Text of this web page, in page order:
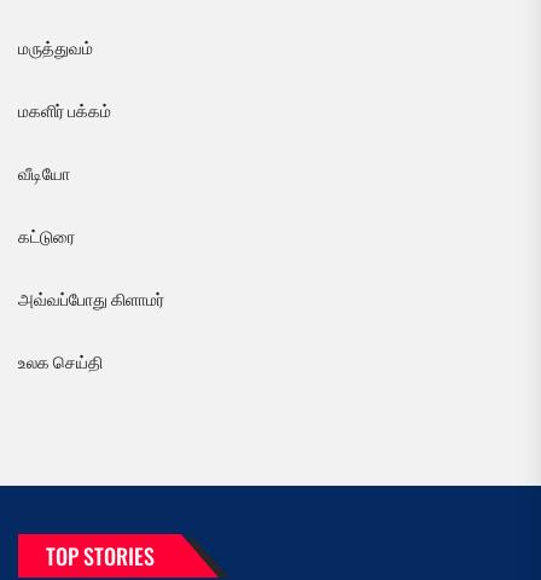
மருத்துவம்
மகளிர் பக்கம்
வீடியோ
கட்டுரை
அவ்வப்போது கிளாமர்
உலக செய்தி
TOP STORIES